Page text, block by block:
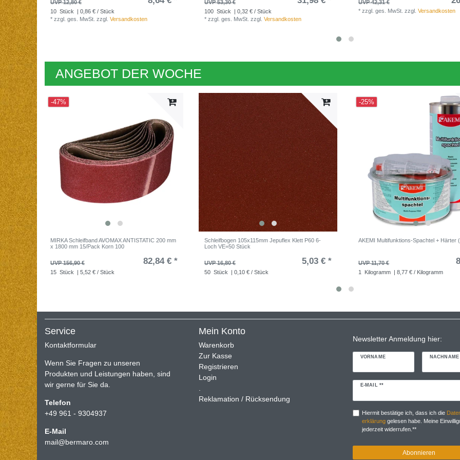
UVP 12,80 €
10 Stück
| 0,86 € / Stück
*zzgl. ges. MwSt. zzgl.Versandkosten
UVP 53,30 €
100 Stück
| 0,32 € / Stück
*zzgl. ges. MwSt. zzgl.Versandkosten
UVP 42,31 €
*zzgl. ges. MwSt. zzgl.Versandkosten
ANGEBOT DER WOCHE
-47%
MIRKA Schleifband AVOMAX ANTISTATIC 200 mm
x 1800 mm 15/Pack Korn 100
UVP 156,90 € 82,84 € *
15 Stück | 5,52 € / Stück
Schleifbogen 105x115mm Jepuflex Klett P60 6-
Loch VE=50 Stück
UVP 16,80 € 5,03 € *
50 Stück | 0,10 € / Stück
-25%
AKEMI Multifunktions-Spachtel + Härter
UVP 11,70 €
1 Kilogramm | 8,77 € / Kilogramm
Service
Kontaktformular
Wenn Sie Fragen zu unseren
Produkten und Leistungen haben, sind
wir gerne für Sie da.
Telefon
+49 961 - 9304937
E-Mail
mail@bermaro.com
Mein Konto
Warenkorb
Zur Kasse
Registrieren
Login
Reklamation / Rücksendung
Newsletter Anmeldung hier:
VORNAME NACHNAME
E-MAIL **
Newsletter
Hiermit bestätige ich, dass ich die
erklärunggelesen habe. Meine
jederzeit widerrufen.**
Abonnieren